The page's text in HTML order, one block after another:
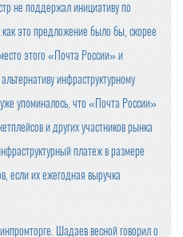
МАРКЕТ» ЗАРЕГИСТРИРОВАЛА
ЗНАК
УТВЕРДИЛ ИЗМЕНЕНИЯ В ПЕ
ДЛЯ ПАРАЛЛЕЛЬНОГО ИМПОРТ
не поддержал инициативу по
это предложение было бы, скорее
этого «Почта России» и
инфраструктурному
упоминалось, что «Почта России»
и других участников рынка
платеж в размере
если их ежегодная выручка
Шадаев весной говорил о